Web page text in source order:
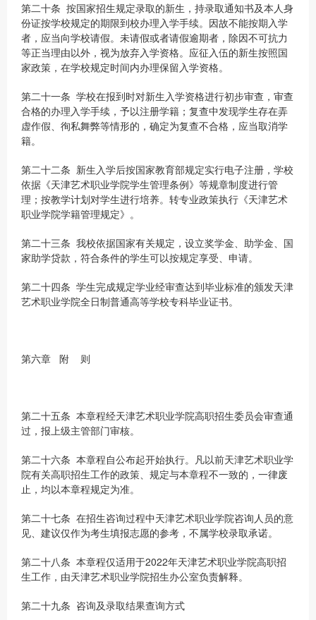
第二十条 按国家招生规定录取的新生，持录取通知书及本人身
份证按学校规定的期限到校办理入学手续。因故不能按期入学
者，应当向学校请假。未请假或者请假逾期者，除因不可抗力
等正当理由以外，视为放弃入学资格。应征入伍的新生按照国
家政策，在学校规定时间内办理保留入学资格。
第二十一条 学校在报到时对新生入学资格进行初步审查，审查
合格的办理入学手续，予以注册学籍；复查中发现学生存在弄
虚作假、徇私舞弊等情形的，确定为复查不合格，应当取消学
籍。
第二十二条 新生入学后按国家教育部规定实行电子注册，学校
依据《天津艺术职业学院学生管理条例》等规章制度进行管
理；按教学计划对学生进行培养。转专业政策执行《天津艺术
职业学院学籍管理规定》。
第二十三条 我校依据国家有关规定，设立奖学金、助学金、国
家助学贷款，符合条件的学生可以按规定享受、申请。
第二十四条 学生完成规定学业经审查达到毕业标准的颁发天津
艺术职业学院全日制普通高等学校专科毕业证书。
第六章 附 则
第二十五条 本章程经天津艺术职业学院高职招生委员会审查通
过，报上级主管部门审核。
第二十六条 本章程自公布起开始执行。凡以前天津艺术职业学
院有关高职招生工作的政策、规定与本章程不一致的，一律废
止，均以本章程规定为准。
第二十七条 在招生咨询过程中天津艺术职业学院咨询人员的意
见、建议仅作为考生填报志愿的参考，不属学校录取承诺。
第二十八条 本章程仅适用于2022年天津艺术职业学院高职招
生工作，由天津艺术职业学院招生办公室负责解释。
第二十九条 咨询及录取结果查询方式